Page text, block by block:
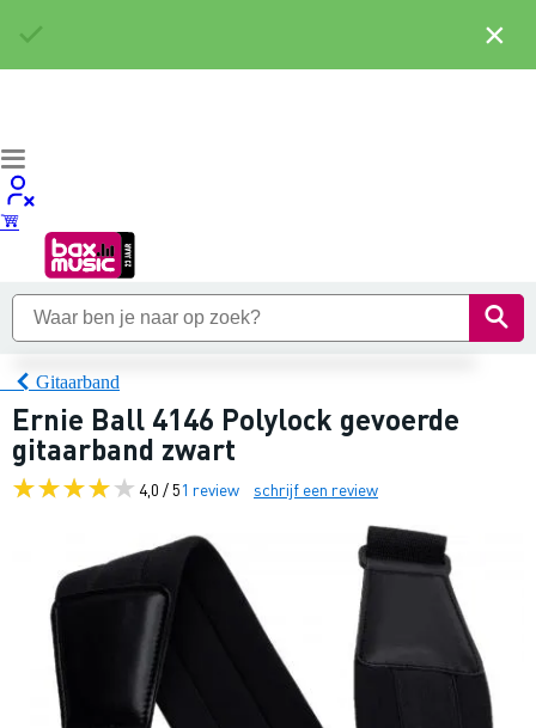
Gitaarband
Ernie Ball 4146 Polylock gevoerde
gitaarband zwart
4,0 / 51 review schrijf een review
×